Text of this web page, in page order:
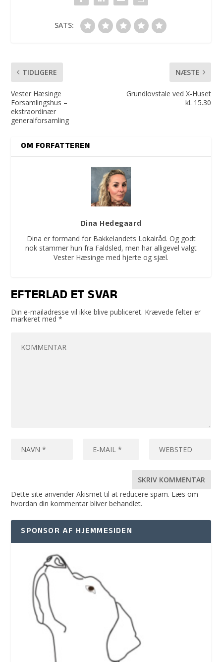
SATS:
TIDLIGERE
Vester Hæsinge
Forsamlingshus –
ekstraordinær
generalforsamling
NÆSTE
Grundlovstale ved X-Huset
kl. 15.30
OM FORFATTEREN
Dina Hedegaard
Dina er formand for Bakkelandets Lokalråd. Og godt
nok stammer hun fra Faldsled, men har alligevel valgt
Vester Hæsinge med hjerte og sjæl.
EFTERLAD ET SVAR
Din e-mailadresse vil ikke blive publiceret. Krævede felter er
markeret med*
Dette site anvender Akismet til at reducere spam. Læs om
hvordan din kommentar bliver behandlet.
SPONSOR AF HJEMMESIDEN